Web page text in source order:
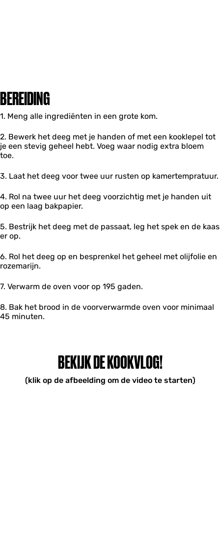
BEREIDING
1. Meng alle ingrediënten in een grote kom.
2. Bewerk het deeg met je handen of met een kooklepel tot
je een stevig geheel hebt. Voeg waar nodig extra bloem
toe.
3. Laat het deeg voor twee uur rusten op kamertempratuur.
4. Rol na twee uur het deeg voorzichtig met je handen uit
op een laag bakpapier.
5. Bestrijk het deeg met de passaat, leg het spek en de kaas
er op.
6. Rol het deeg op en besprenkel het geheel met olijfolie en
rozemarijn.
7. Verwarm de oven voor op 195 gaden.
8. Bak het brood in de voorverwarmde oven voor minimaal
45 minuten.
BEKIJK DE KOOKVLOG!
(klik op de afbeelding om de video te starten)